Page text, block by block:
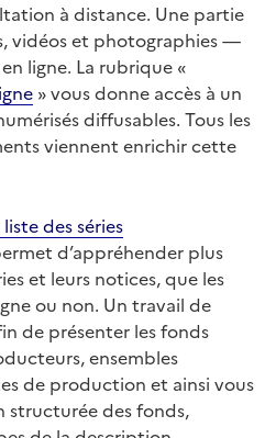
à distance. Une partie
vidéos et photographies —
ligne. La rubrique «
» vous donne accès à un
diffusables. Tous les
viennent enrichir cette
des séries
d’appréhender plus
et leurs notices, que les
ou non. Un travail de
de présenter les fonds
ensembles
de production et ainsi vous
structurée des fonds,